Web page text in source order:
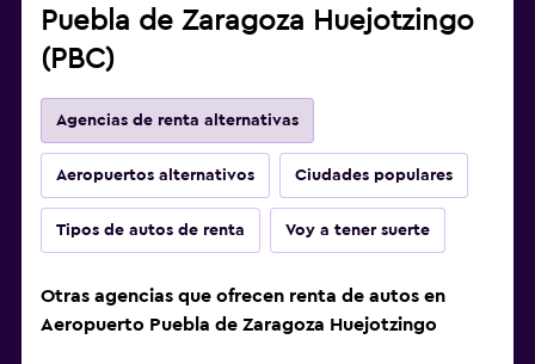
Puebla de Zaragoza Huejotzingo
(PBC)
Agencias de renta alternativas
Aeropuertos alternativos Ciudades populares
Tipos de autos de renta Voy a tener suerte
Otras agencias que ofrecen renta de autos en
Aeropuerto Puebla de Zaragoza Huejotzingo